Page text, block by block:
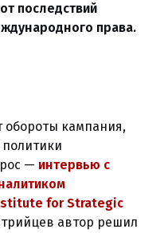
последствий
права.
обороты кампания,
— интервью с
for Strategic
автор решил